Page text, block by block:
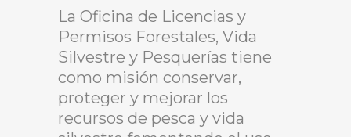
La Oficina de Licencias y
Permisos Forestales, Vida
Silvestre y Pesquerías tiene
como misión conservar,
proteger y mejorar los
recursos de pesca y vida